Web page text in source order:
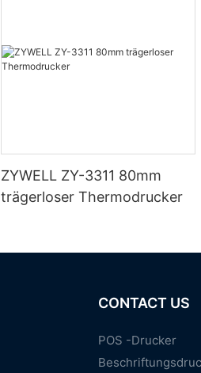
ZYWELL ZY-3311 80mm
trägerloser Thermodrucker
CONTACT US
POS -Drucker